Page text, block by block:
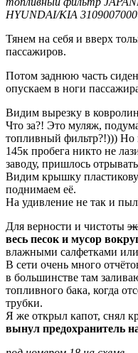
HYUNDAI/KIA 3109007000
Тянем на себя и вверх
пассажиров.
Потом заднюю часть
опускаем в ноги
Видим вырезку в
Что за?! Это муляж,
топливный фильтр?!))) Но
145к пробега никто не
заводу, пришлось
Видим крышку
поднимаем её.
На удивление не так и
Для верности и чистоты
весь песок и мусор
влажными салфетками
В сети очень много
в большинстве там
топливного бака, когда
трубки.
Я же открыл капот, снял
вынул предохранитель